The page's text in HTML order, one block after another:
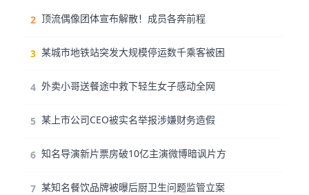
2 顶流偶像团体宣布解散！成员各奔前程
3 某城市地铁站突发大规模停运数千乘客被困
4 外卖小哥送餐途中救下轻生女子感动全网
5 某上市公司CEO被实名举报涉嫌财务造假
6 知名导演新片票房破10亿主演微博暗讽片方
7 某知名餐饮品牌被曝后厨卫生问题监管立案